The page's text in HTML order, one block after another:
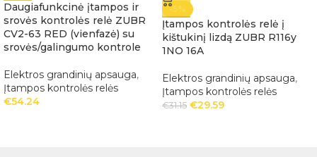
Daugiafunkcinė įtampos ir
srovės kontrolės relė ZUBR
CV2-63 RED (vienfazė) su
srovės/galingumo kontrole
Elektros grandinių apsauga,
Įtampos kontrolės relės
€54.24
-5%
Įtampos kontrolės relė į
kištukinį lizdą ZUBR R116y
1NO 16A
Elektros grandinių apsauga,
Įtampos kontrolės relės
€31.15 €29.59